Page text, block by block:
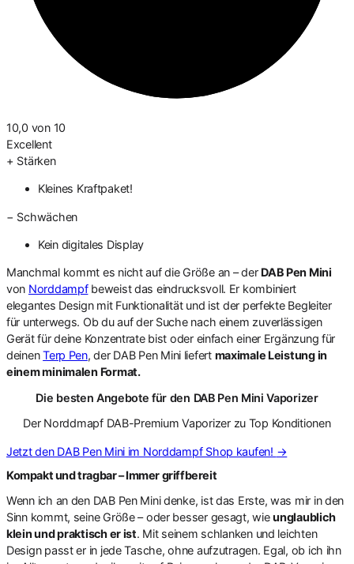
10,0 von 10
Excellent
+ Stärken
Kleines Kraftpaket!
− Schwächen
Kein digitales Display
Manchmal kommt es nicht auf die Größe an – der DAB Pen Mini
von Norddampfbeweist das eindrucksvoll. Er kombiniert
elegantes Design mit Funktionalität und ist der perfekte Begleiter
für unterwegs. Ob du auf der Suche nach einem zuverlässigen
Gerät für deine Konzentrate bist oder einfach einer Ergänzung für
deinenTerp Pen, der DAB Pen Mini liefert maximale Leistung in
einem minimalen Format.
Die besten Angebote für den DAB Pen Mini Vaporizer
Der Norddmapf DAB-Premium Vaporizer zu Top Konditionen
Jetzt den DAB Pen Mini im Norddampf Shop kaufen! →
Kompakt und tragbar – Immer griffbereit
Wenn ich an den DAB Pen Mini denke, ist das Erste, was mir in den
Sinn kommt, seine Größe – oder besser gesagt, wieunglaublich
klein und praktisch er ist. Mit seinem schlanken und leichten
Design passt er in jede Tasche, ohne aufzutragen. Egal, ob ich ihn